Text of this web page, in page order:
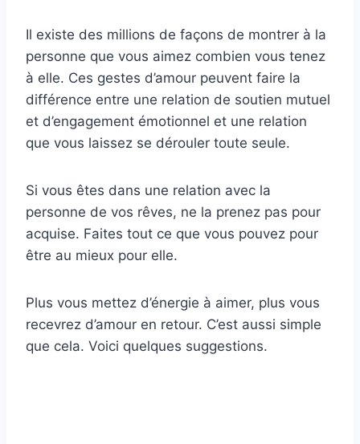
Il existe des millions de façons de montrer à la
personne que vous aimez combien vous tenez
à elle. Ces gestes d’amour peuvent faire la
différence entre une relation de soutien mutuel
et d’engagement émotionnel et une relation
que vous laissez se dérouler toute seule.
Si vous êtes dans une relation avec la
personne de vos rêves, ne la prenez pas pour
acquise. Faites tout ce que vous pouvez pour
être au mieux pour elle.
Plus vous mettez d’énergie à aimer, plus vous
recevrez d’amour en retour. C’est aussi simple
que cela. Voici quelques suggestions.